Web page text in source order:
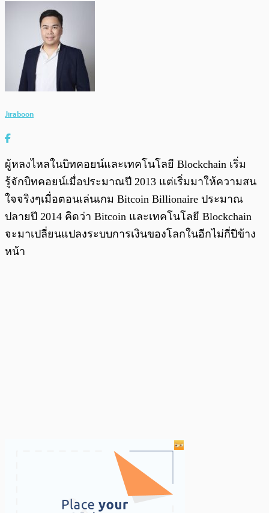
Jiraboon
ผู้หลงไหลในบิทคอยน์และเทคโนโลยี Blockchain เริ่ม
รู้จักบิทคอยน์เมื่อประมาณปี 2013 แต่เริ่มมาให้ความสน
ใจจริงๆเมื่อตอนเล่นเกม Bitcoin Billionaire ประมาณ
ปลายปี 2014 คิดว่า Bitcoin และเทคโนโลยี Blockchain
จะมาเปลี่ยนแปลงระบบการเงินของโลกในอีกไม่กี่ปีข้าง
หน้า